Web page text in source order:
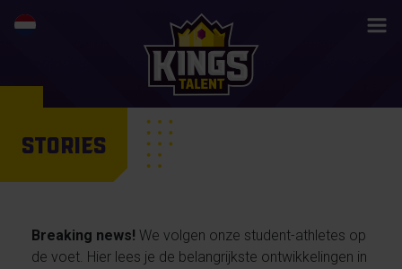
STORIES
Breaking news! We volgen onze student-athletes op
de voet. Hier lees je de belangrijkste ontwikkelingen in